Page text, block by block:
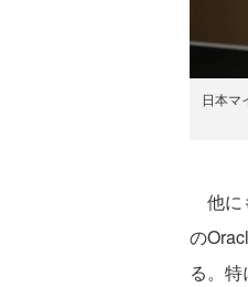
日本マ
他に
の
る。